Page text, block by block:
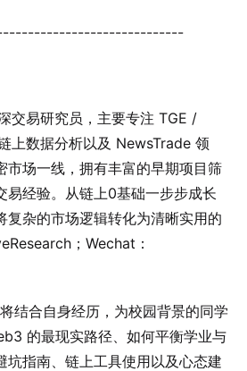
交易研究员，主要专注 TGE /
上数据分析以及 NewsTrade 领
市场一线，拥有丰富的早期项目筛
易经验。从链上0基础一步步成长
复杂的市场逻辑转化为清晰实用的
；Wechat：
结合自身经历，为校园背景的同学
的最现实路径、如何平衡学业与
坑指南、链上工具使用以及心态建